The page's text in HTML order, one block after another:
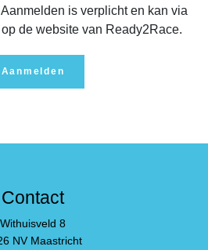
is verplicht en kan via
de website van Ready2Race.
Aanmelden
Contact
Withuisveld 8
NV Maastricht